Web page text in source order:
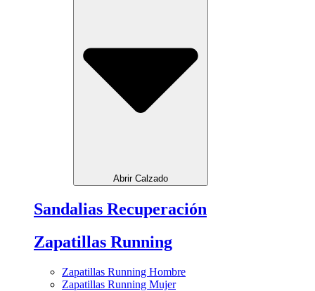
Abrir Calzado
Sandalias Recuperación
Zapatillas Running
Zapatillas Running Hombre
Zapatillas Running Mujer